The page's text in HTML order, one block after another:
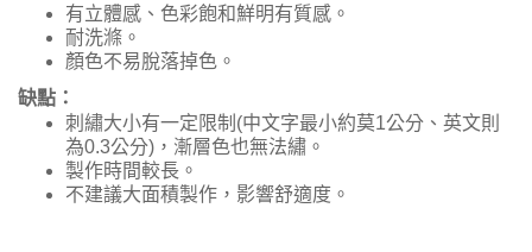
有立體感、色彩飽和鮮明有質感。
耐洗滌。
顏色不易脫落掉色。
缺點：
刺繡大小有一定限制(中文字最小約莫1公分、英文則
為0.3公分)，漸層色也無法繡。
製作時間較長。
不建議大面積製作，影響舒適度。